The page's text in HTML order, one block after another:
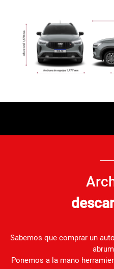
Sabemos que comprar un
Ponemos a la mano